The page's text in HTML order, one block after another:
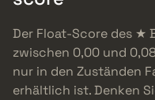
Der Float-Score des ★
zwischen 0,00 und
nur in den Zuständen
erhältlich ist. Denken